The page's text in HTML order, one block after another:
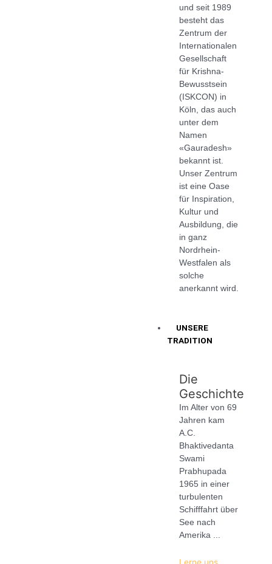
und seit 1989
besteht das
Zentrum der
Internationalen
Gesellschaft
für Krishna-
Bewusstsein
(ISKCON) in
Köln, das auch
unter dem
Namen
«Gauradesh»
bekannt ist.
Unser Zentrum
ist eine Oase
für Inspiration,
Kultur und
Ausbildung, die
in ganz
Nordrhein-
Westfalen als
solche
anerkannt wird.
UNSERE
TRADITION
Die
Geschichte
Im Alter von 69
Jahren kam
A.C.
Bhaktivedanta
Swami
Prabhupada
1965 in einer
turbulenten
Schifffahrt über
See nach
Amerika ...
Lerne uns